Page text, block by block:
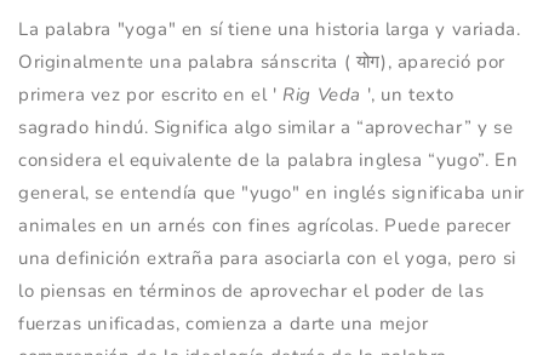
La palabra "yoga" en sí tiene una historia larga y variada.
Originalmente una palabra sánscrita ( योग), apareció por
primera vez por escrito en el ' Rig Veda ', un texto
sagrado hindú. Significa algo similar a “aprovechar” y se
considera el equivalente de la palabra inglesa “yugo”. En
general, se entendía que "yugo" en inglés significaba unir
animales en un arnés con fines agrícolas. Puede parecer
una definición extraña para asociarla con el yoga, pero si
lo piensas en términos de aprovechar el poder de las
fuerzas unificadas, comienza a darte una mejor